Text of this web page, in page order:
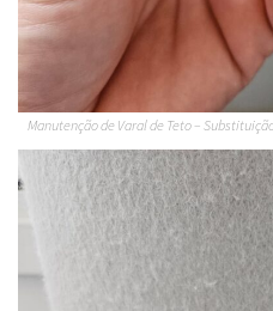
Manutenção de Varal de Teto –